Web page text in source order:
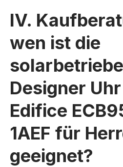
IV.
wen ist die
Designer
Edifice
1AEF für
geeignet?